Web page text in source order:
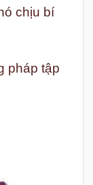
chịu bí
pháp tập